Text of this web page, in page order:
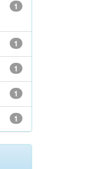
1
1
1
1
1